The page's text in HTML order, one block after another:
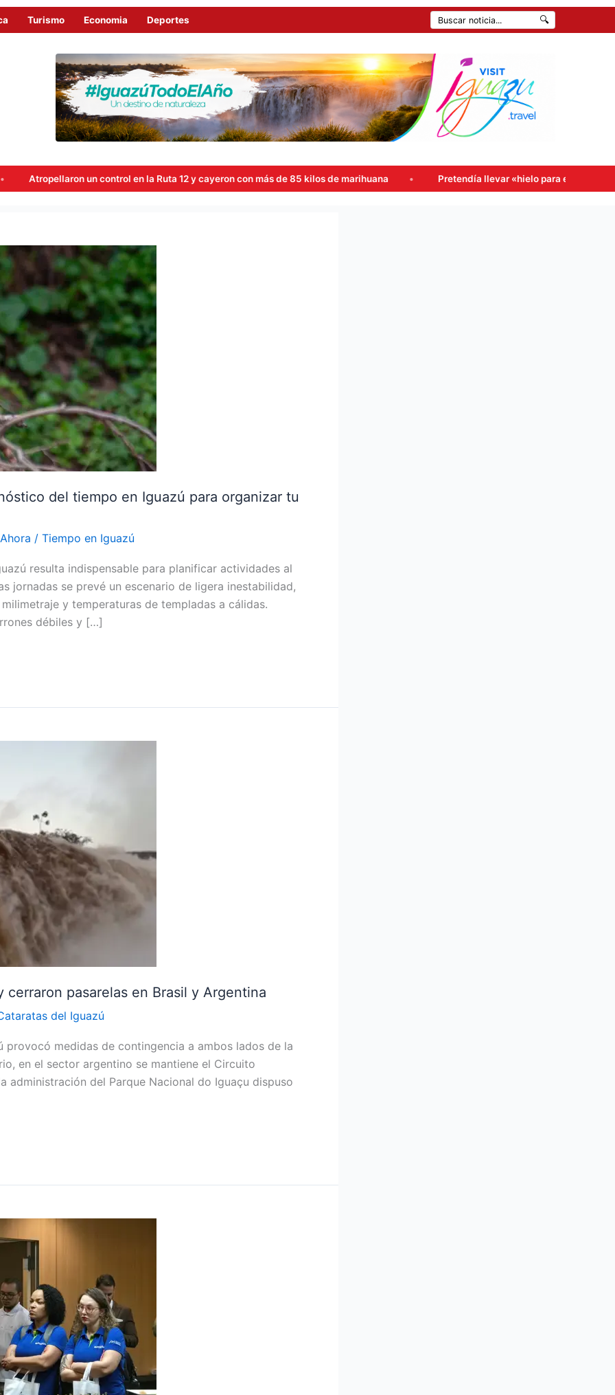
Turismo Economia Deportes 🔍
más de 85 kilos de marihuana Pretendía llevar «hielo para el tereré» a la comisaría, pero escondía droga en la tapa
del tiempo en Iguazú para organizar tu
/ Tiempo en Iguazú
resulta indispensable para planificar actividades al
jornadas se prevé un escenario de ligera inestabilidad,
y temperaturas de templadas a cálidas.
débiles y […]
pasarelas en Brasil y Argentina
del Iguazú
medidas de contingencia a ambos lados de la
en el sector argentino se mantiene el Circuito
administración del Parque Nacional do Iguaçu dispuso